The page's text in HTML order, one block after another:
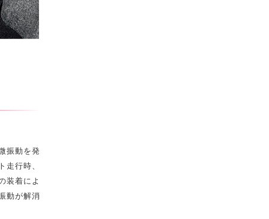
振動を発
走行時、
装着によ
動が解消